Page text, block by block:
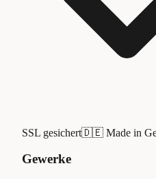
SSL gesichert🇩🇪 Made in
Gewerke